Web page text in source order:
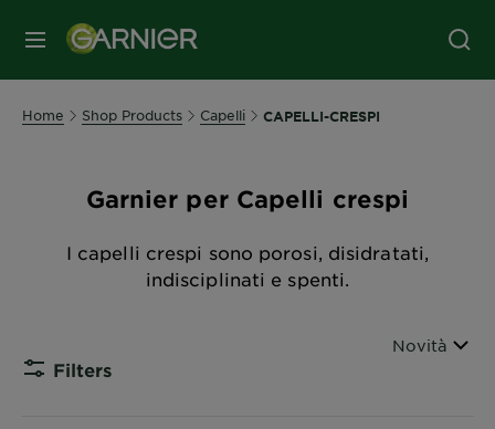
MENU
Home Shop Products Capelli CAPELLI-CRESPI
Garnier per Capelli crespi
I capelli crespi sono porosi, disidratati,
indisciplinati e spenti.
Filters
Ordina per
Novità